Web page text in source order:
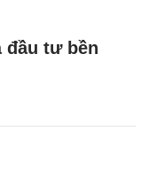
đầu tư bền